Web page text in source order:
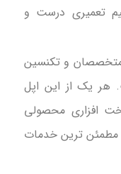
تعمیری درست و
متخصصان و تکنسین
هر یک از این اپل
افزاری محصولی
مطمئن ترین خدمات